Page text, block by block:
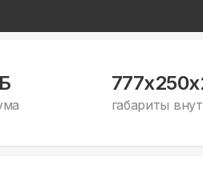
габариты